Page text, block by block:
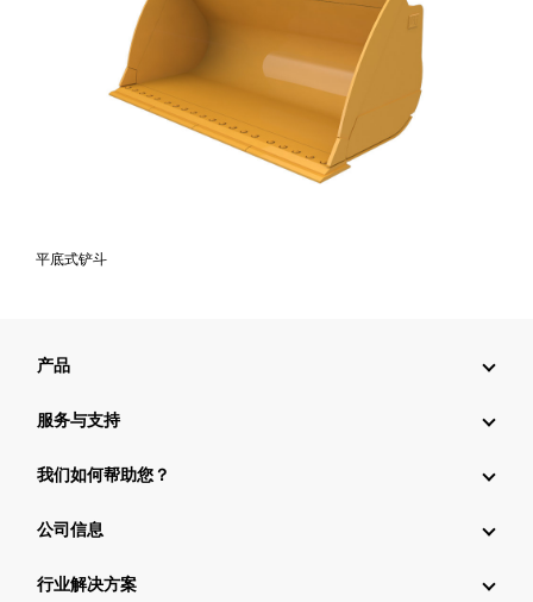
平底式铲斗
产品
服务与支持
我们如何帮助您？
公司信息
行业解决方案